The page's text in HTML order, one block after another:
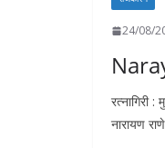
24/08/
रत्नागिरी
नारायण